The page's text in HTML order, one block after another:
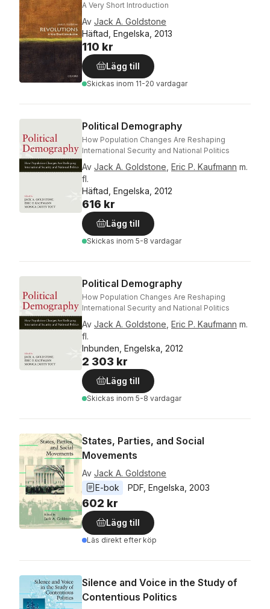
A Very Short Introduction
Av Jack A. Goldstone
Häftad, Engelska, 2013
110 kr
Lägg till
Skickas inom 11-20 vardagar
Political Demography
How Population Changes Are Reshaping
International Security and National Politics
Av Jack A. Goldstone Eric P. Kaufmann m.
fl.
Häftad, Engelska, 2012
616 kr
Lägg till
Skickas inom 5-8 vardagar
Political Demography
How Population Changes Are Reshaping
International Security and National Politics
Av Jack A. Goldstone Eric P. Kaufmann m.
fl.
Inbunden, Engelska, 2012
2 303 kr
Lägg till
Skickas inom 5-8 vardagar
States, Parties, and Social
Movements
Av Jack A. Goldstone
E-bok
PDF Engelska 2003
602 kr
Lägg till
Läs direkt efter köp
Silence and Voice in the Study of
Contentious Politics